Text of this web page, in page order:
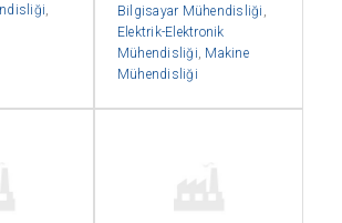
,
Bilgisayar Mühendisliği ,
Elektrik-Elektronik
Mühendisliği, Makine
Mühendisliği